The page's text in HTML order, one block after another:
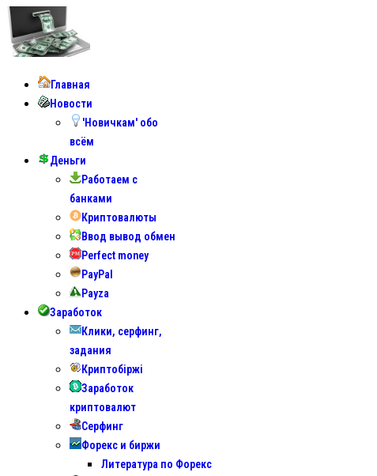
Главная
Новости
'Новичкам' обо
всём
Деньги
Работаем с
банками
Криптовалюты
Ввод вывод обмен
Perfect money
PayPal
Payza
Заработок
Клики, серфинг,
задания
Криптобіржі
Заработок
криптовалют
Серфинг
Форекс и биржи
Литература по Форекс